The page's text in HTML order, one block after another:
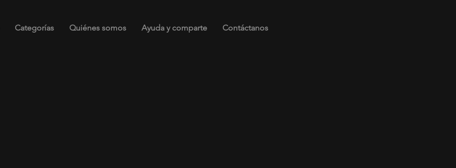
Categorías Quiénes somos Ayuda y comparte Contáctanos